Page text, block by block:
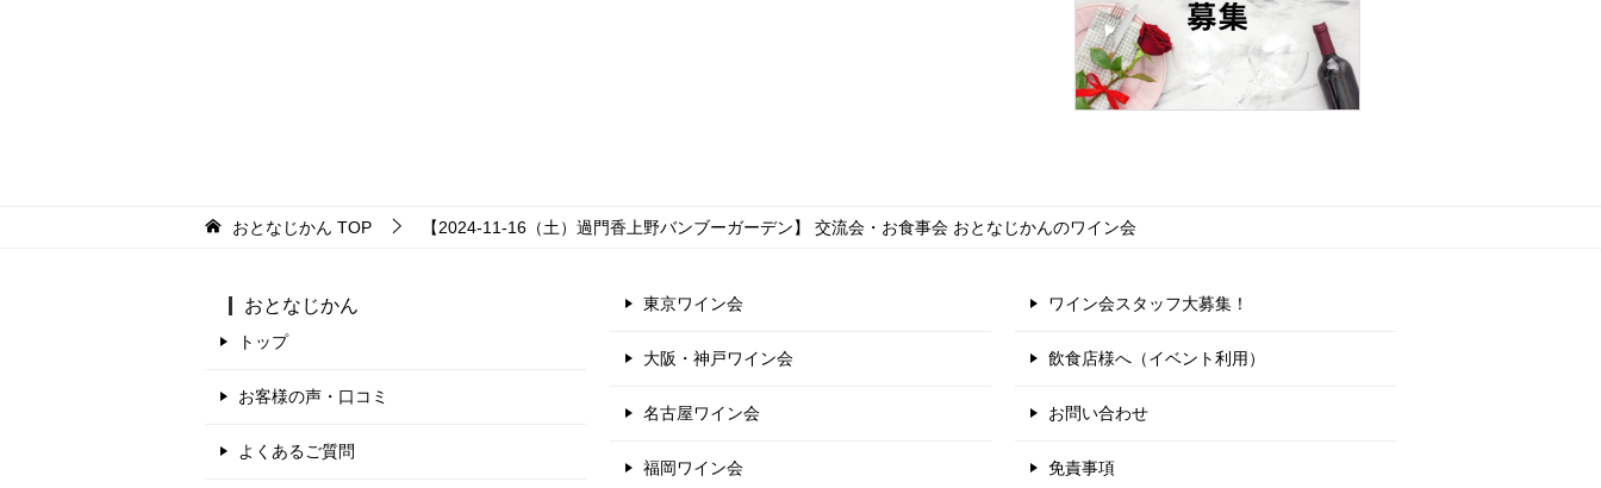
おとなじかん TOP 【2024-11-16（土）過門香上野バンブーガーデン】 交流会・お食事会 おとなじかんのワイン会
おとなじかん
トップ
お客様の声・口コミ
よくあるご質問
東京ワイン会
大阪・神戸ワイン会
名古屋ワイン会
福岡ワイン会
ワイン会スタッフ大募集！
飲食店様へ（イベント利用）
お問い合わせ
免責事項